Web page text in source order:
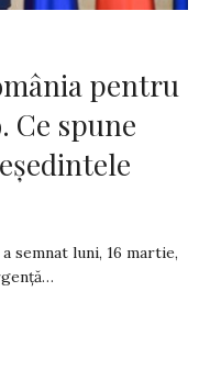
pentru
Ce spune
semnat luni, 16 martie,